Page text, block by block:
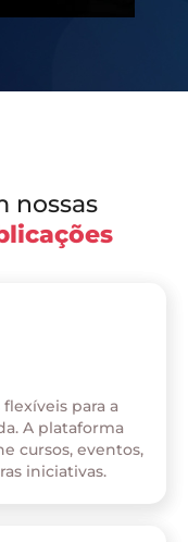
nossas
para a
A plataforma
cursos, eventos,
iniciativas.